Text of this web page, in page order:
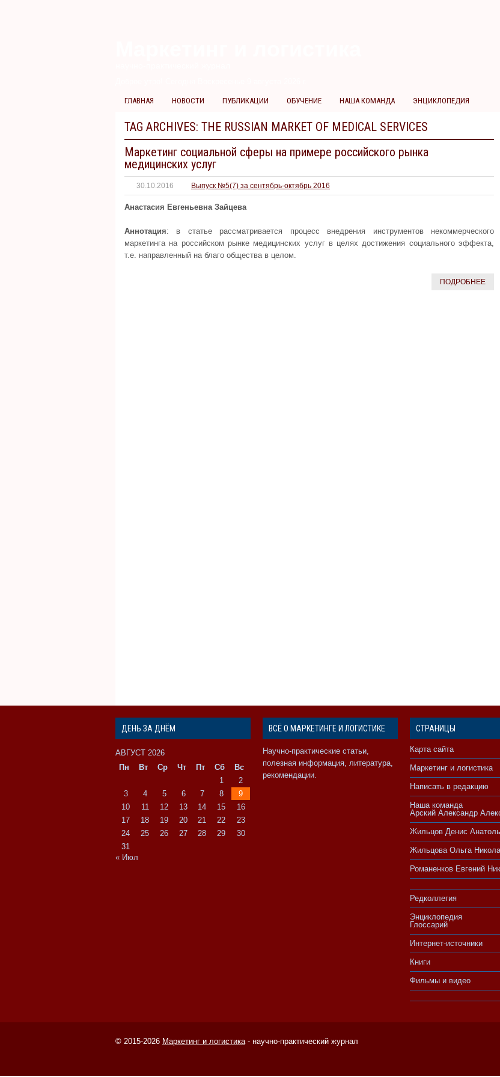
ГЛАВНАЯ НОВОСТИ ПУБЛИКАЦИИ ОБУЧЕНИЕ НАША КОМАНДА ЭНЦИКЛОПЕДИЯ
TAG ARCHIVES: THE RUSSIAN MARKET OF MEDICAL SERVICES
Маркетинг социальной сферы на примере российского рынка
медицинских услуг
30.10.2016 Выпуск №5(7) за сентябрь-октябрь 2016
Анастасия Евгеньевна Зайцева
Аннотация: в статье рассматривается процесс внедрения инструментов некоммерческого
маркетинга на российском рынке медицинских услуг в целях достижения социального эффекта,
т.е. направленный на благо общества в целом.
ПОДРОБНЕЕ
ДЕНЬ ЗА ДНЁМ
АВГУСТ 2026
Пн
Вт Ср Чт Пт Сб
Вс
1
2
3
4 5 6 7 8
9
10
11 12 13 14 15
16
17
18 19 20 21 22
23
24
25 26 27 28 29
30
31
« Июл
ВСЁ О МАРКЕТИНГЕ И ЛОГИСТИКЕ
Научно-практические статьи,
полезная информация, литература,
рекомендации.
СТРАНИЦЫ
Карта сайта
Маркетинг и логистика
Написать в редакцию
Наша команда
Арский Александр
Жильцов Денис
Жильцова Ольга
Романенков Евгений
Редколлегия
Энциклопедия
Глоссарий
Интернет-источники
Книги
Фильмы и видео
© 2015-2026 Маркетинг и логистика- научно-практический журнал